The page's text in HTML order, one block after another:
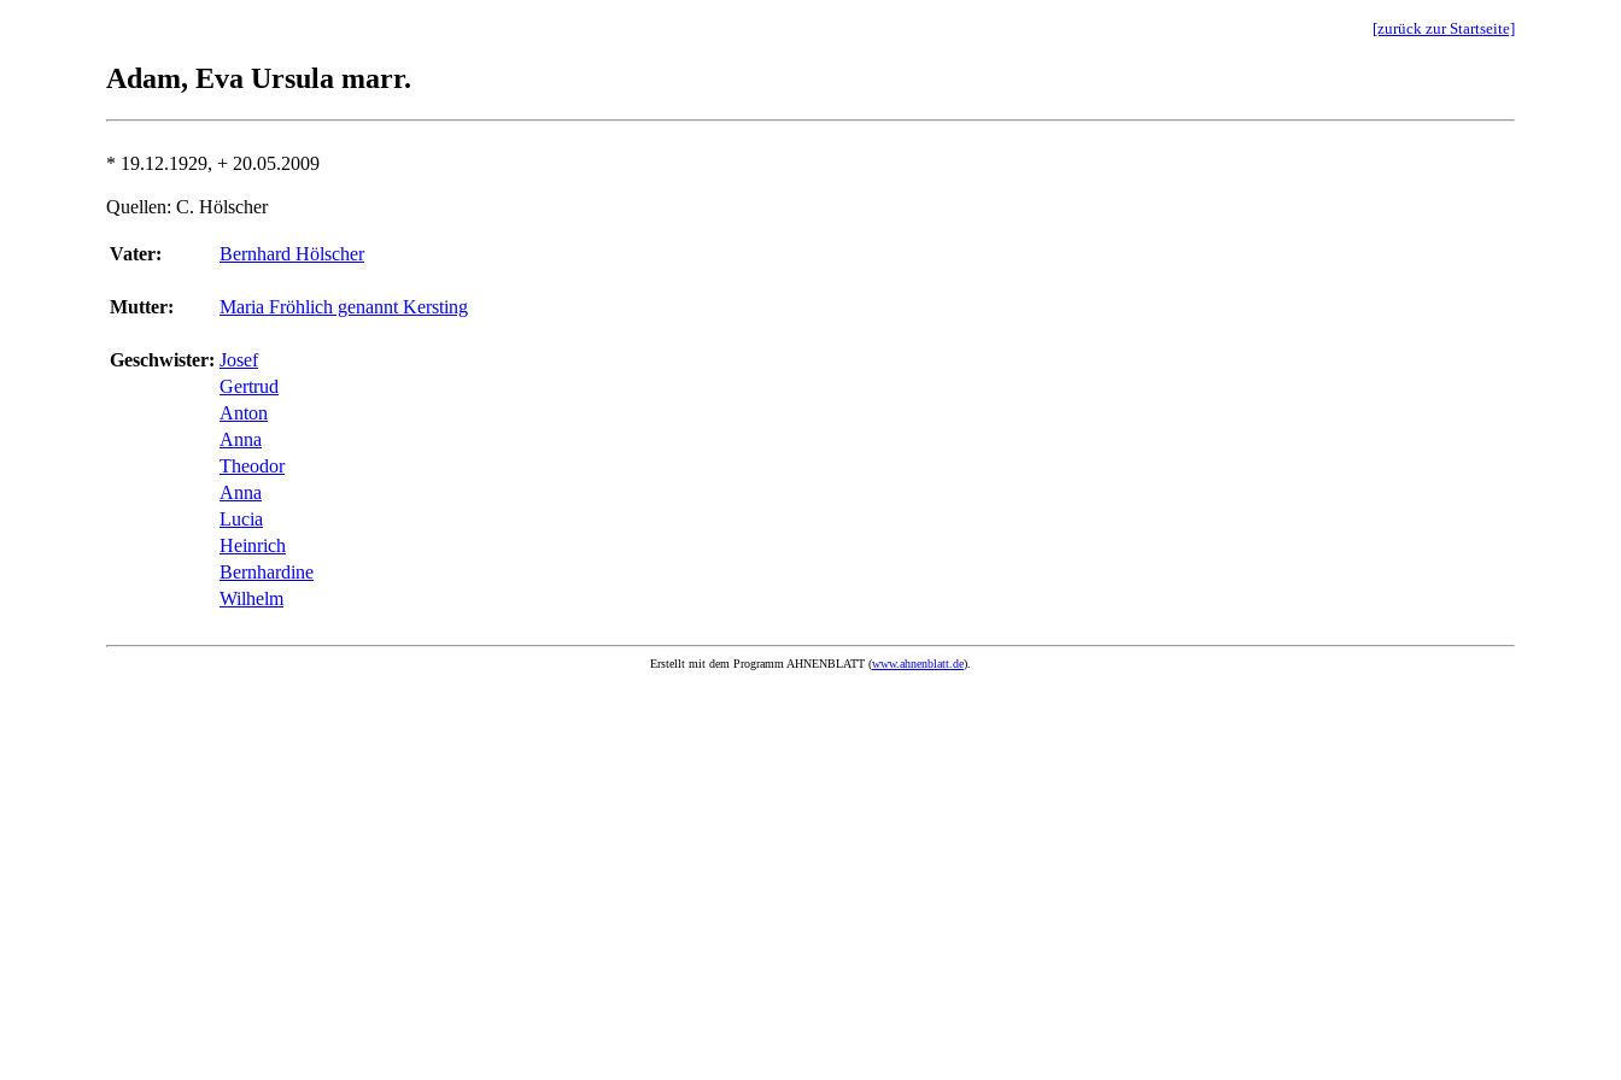
[zurück zur Startseite]
Adam, Eva Ursula marr.
* 19.12.1929, + 20.05.2009
Quellen: C. Hölscher
Vater: Bernhard Hölscher
Mutter: Maria Fröhlich genannt Kersting
Geschwister: Josef
Gertrud
Anton
Anna
Theodor
Anna
Lucia
Heinrich
Bernhardine
Wilhelm
Erstellt mit dem Programm AHNENBLATT (www.ahnenblatt.de).